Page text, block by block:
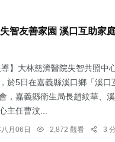
智友善家園 溪口互助家
導】大林慈濟醫院失智共照中
於5日在嘉義縣溪口鄉「溪口
，嘉義縣衛生局長趙紋華、
主任曹汶...
月06日 2,872 觀看 3